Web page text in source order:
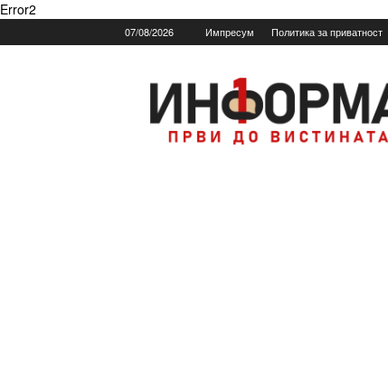
Error2
07/08/2026 Импресум Политика за приватност
Informa.mk